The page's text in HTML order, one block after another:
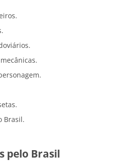
Brasil.
pelo Brasil